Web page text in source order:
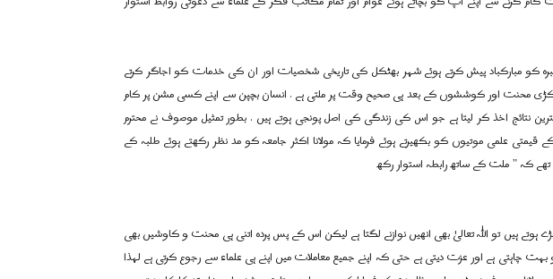
کو مبارکباد پیش کرتے ہوئے شہر بھٹکل کی تاریخی شخصیات اور ان کی خدمات کو اجاگر کرتے
کڑی محنت اور کوششوں کے بعد ہی صحیح وقت پر ملتی ہے . انسان بچپن سے اپنے کسی مشن پر کام
نتائج اخذ کر لیتا ہے جو اس کی زندگی کی اصل پونجی ہوتے ہیں . بطور تمثیل موصوف نے محترم
قیمتی علمی موتیوں کو بکھیرتے ہوئے فرمایا کہ مولانا اکثر جامعہ کو مد نظر رکھتے ہوئے طلبہ کے
تھے کہ ” ملت کے ساتھ رابطہ استوار رکھ
ہوتے ہیں تو اللہ تعالیٰ بھی انھیں نوازنے لگتا ہے لیکن اس کے پس پردہ اتنی ہی محنت و کاوشیں بھی
چاہتی ہے اور عزت دیتی ہے حتی کہ اپنے جمیع معاملات میں اپنے ہی علماء سے رجوع کرتی ہے لہذا